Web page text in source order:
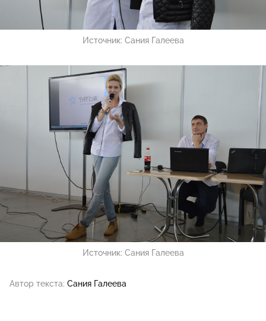
Источник: Сания Галеева
Источник: Сания Галеева
Автор текста: Сания Галеева